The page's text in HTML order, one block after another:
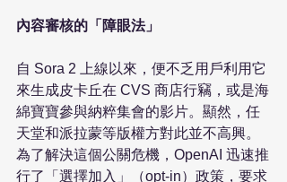
內容審核的「障眼法」
自 Sora 2 上線以來，便不乏用戶利用它
來生成皮卡丘在 CVS 商店行竊，或是海
綿寶寶參與納粹集會的影片。顯然，任
天堂和派拉蒙等版權方對此並不高興。
為了解決這個公關危機，OpenAI 迅速推
行了「選擇加入」（opt-in）政策，要求